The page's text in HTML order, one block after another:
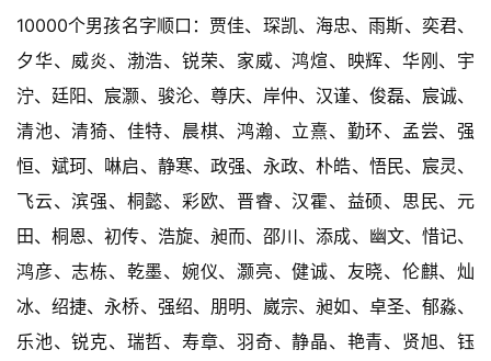
10000个男孩名字顺口：贾佳、琛凯、海忠、雨斯、奕君、
夕华、威炎、渤浩、锐荣、家威、鸿煊、映辉、华刚、宇
泞、廷阳、宸灏、骏沦、尊庆、岸仲、汉谨、俊磊、宸诚、
清池、清猗、佳特、晨棋、鸿瀚、立熹、勤环、孟尝、强
恒、斌珂、啉启、静寒、政强、永政、朴皓、悟民、宸灵、
飞云、滨强、桐懿、彩欧、晋睿、汉霍、益硕、思民、元
田、桐恩、初传、浩旋、昶而、邵川、添成、幽文、惜记、
鸿彦、志栋、乾墨、婉仪、灏亮、健诚、友晓、伦麒、灿
冰、绍捷、永桥、强绍、朋明、崴宗、昶如、卓圣、郁淼、
乐池、锐克、瑞哲、寿章、羽奇、静晶、艳青、贤旭、钰